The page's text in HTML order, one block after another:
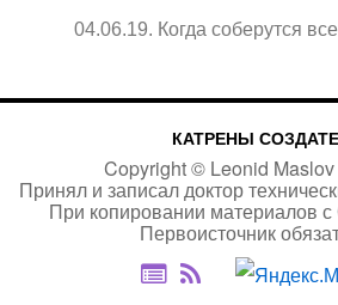
04.06.19. Когда соберутся
КАТРЕНЫ
Copyright © Leonid Maslov
Принял и записал доктор
При копировании материалов
Первоисточник